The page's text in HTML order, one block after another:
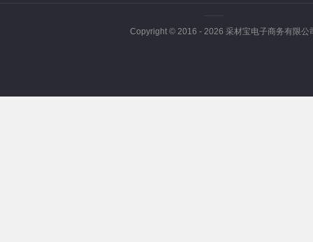
Copyright © 2016 - 2026 采材宝电子商务有限